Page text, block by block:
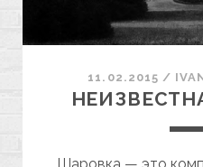
11.02.2015 /